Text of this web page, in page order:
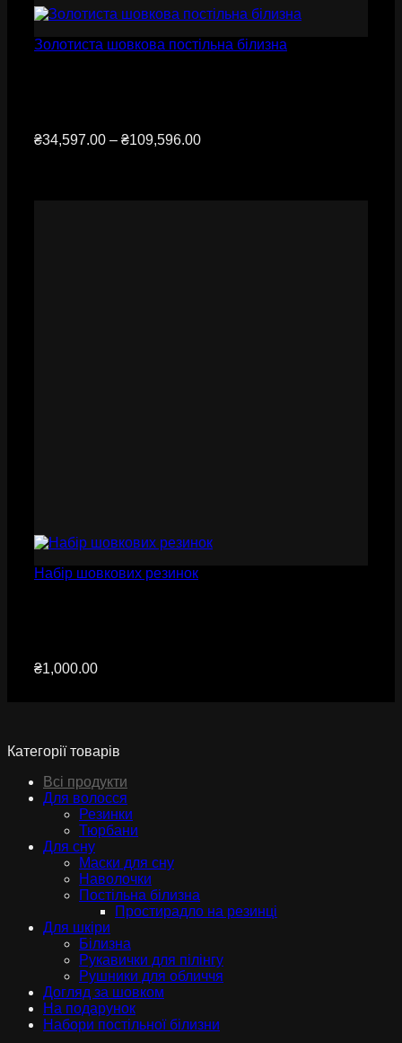
Золотиста шовкова постільна білизна
₴34,597.00 – ₴109,596.00Діапазон
Набір шовкових резинок
₴1,000.00
Категорії товарів
Всі продукти
Для волосся
Резинки
Тюрбани
Для сну
Маски для сну
Наволочки
Постільна білизна
Простирадло на резинці
Для шкіри
Білизна
Рукавички для пілінгу
Рушники для обличчя
Догляд за шовком
На подарунок
Набори постільної білизни